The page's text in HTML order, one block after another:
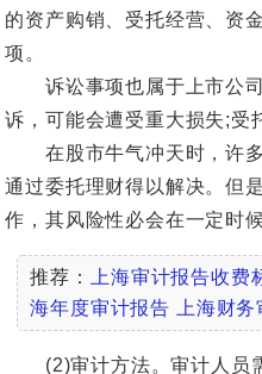
的资产购销、受托经营、资
项。
诉讼事项也属于上市公司
诉，可能会遭受重大损失;受
在股市牛气冲天时，许多
通过委托理财得以解决。但
作，其风险性必会在一定时
推荐： 上海审计报告收费
海年度审计报告
上海财
(2)审计方法。审计人员